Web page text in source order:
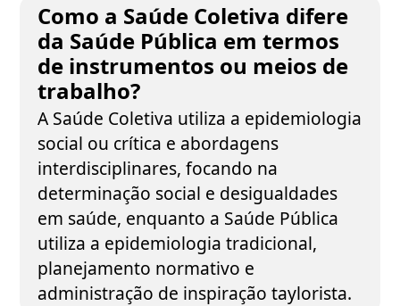
Como a Saúde Coletiva difere
da Saúde Pública em termos
de instrumentos ou meios de
trabalho?
A Saúde Coletiva utiliza a epidemiologia
social ou crítica e abordagens
interdisciplinares, focando na
determinação social e desigualdades
em saúde, enquanto a Saúde Pública
utiliza a epidemiologia tradicional,
planejamento normativo e
administração de inspiração taylorista.